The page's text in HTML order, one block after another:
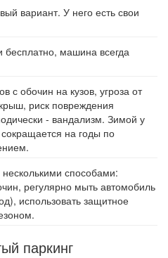
вариант. У него есть свои
бесплатно, машина всегда
с обочин на кузов, угроза от
риск повреждения
- вандализм. Зимой у
на годы по
способами:
регулярно мыть автомобиль
использовать защитное
паркинг